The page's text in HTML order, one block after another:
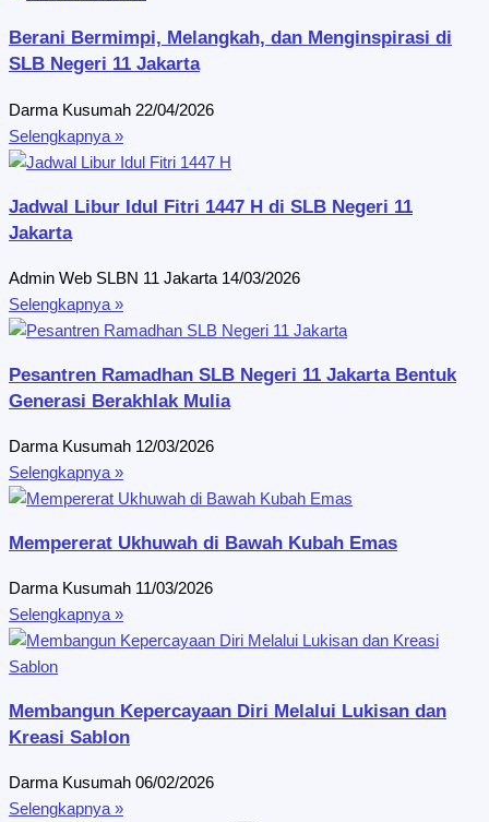
Berani Bermimpi, Melangkah, dan Menginspirasi di
SLB Negeri 11 Jakarta
Darma Kusumah 22/04/2026
Selengkapnya »
Jadwal Libur Idul Fitri 1447 H di SLB Negeri 11
Jakarta
Admin Web SLBN 11 Jakarta 14/03/2026
Selengkapnya »
Pesantren Ramadhan SLB Negeri 11 Jakarta Bentuk
Generasi Berakhlak Mulia
Darma Kusumah 12/03/2026
Selengkapnya »
Mempererat Ukhuwah di Bawah Kubah Emas
Darma Kusumah 11/03/2026
Selengkapnya »
Membangun Kepercayaan Diri Melalui Lukisan dan
Kreasi Sablon
Darma Kusumah 06/02/2026
Selengkapnya »